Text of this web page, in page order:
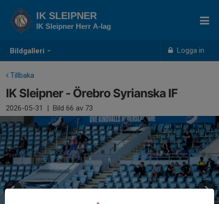
Bildgalleri Logga in
IK SLEIPNER
IK Sleipner Herr A-lag
Tillbaka
IK Sleipner - Örebro Syrianska IF
2026-05-31 | Bild 66 av 73